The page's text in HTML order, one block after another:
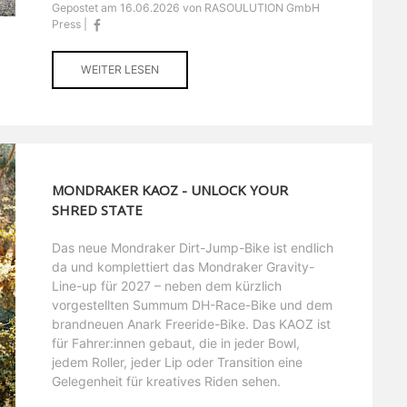
Gepostet am 16.06.2026 von RASOULUTION GmbH
Press |
WEITER LESEN
MONDRAKER KAOZ - UNLOCK YOUR
SHRED STATE
Das neue Mondraker Dirt-Jump-Bike ist endlich
da und komplettiert das Mondraker Gravity-
Line-up für 2027 – neben dem kürzlich
vorgestellten Summum DH-Race-Bike und dem
brandneuen Anark Freeride-Bike. Das KAOZ ist
für Fahrer:innen gebaut, die in jeder Bowl,
jedem Roller, jeder Lip oder Transition eine
Gelegenheit für kreatives Riden sehen.